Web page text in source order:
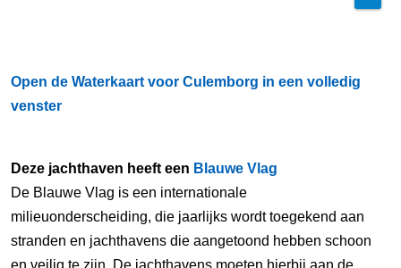
Open de Waterkaart voor Culemborg in een volledig
venster
Deze jachthaven heeft een Blauwe Vlag
De Blauwe Vlag is een internationale
milieuonderscheiding, die jaarlijks wordt toegekend aan
stranden en jachthavens die aangetoond hebben schoon
en veilig te zijn. De jachthavens moeten hierbij aan de